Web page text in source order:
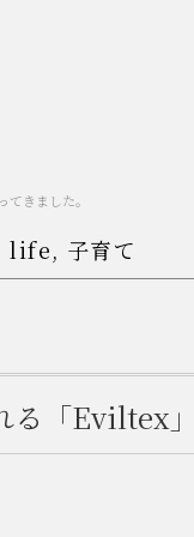
きました。
life, 子育て
「Eviltex